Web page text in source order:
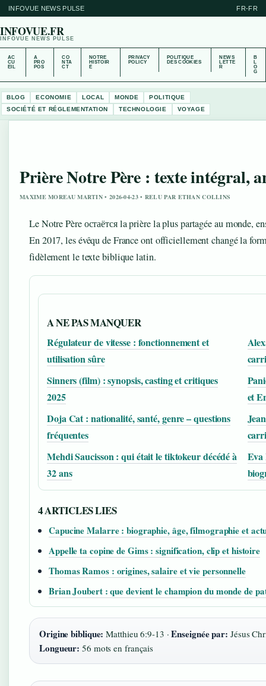
INFOVUE NEWS PULSE FR-FR
INFOVUE.FR
INFOVUE NEWS PULSE
AC
CU
EIL
A
PRO
POS
CO
NTA
CT
NOTRE
HISTOIR
E
PRIVACY
POLICY
POLITIQUE
DES COOKIES
NEWS
LETTE
R
B
L
O
G
BLOG ECONOMIE LOCAL MONDE
POLITIQUE
SOCIÉTÉ ET RÉGLEMENTATION
TECHNOLOGIE VOYAGE
Prière Notre Père : texte intégral,
MAXIME MOREAU MARTIN • 2026-04-23 • RELU PAR ETHAN COLLINS
Le Notre Père остаётся la prière la plus partagée au monde,
En 2017, les évêqu de France ont officiellement changé la
fidèlement le texte biblique latin.
A NE PAS MANQUER
Régulateur de vitesse : fonctionnement et
utilisation sûre
Sinners (film) : synopsis, casting et critiques
2025
et
Doja Cat : nationalité, santé, genre – questions
fréquentes
Mehdi Saucisson : qui était le tiktokeur décédé à
32 ans
Eva
4 ARTICLES LIES
Capucine Malarre : biographie, âge, filmographie et
Appelle ta copine de Gims : signification, clip et histoire
Thomas Ramos : origines, salaire et vie personnelle
Brian Joubert : que devient le champion du monde de
Origine biblique: Matthieu 6:9-13 ·Enseignée par: Jésus
Longueur: 56 mots en français